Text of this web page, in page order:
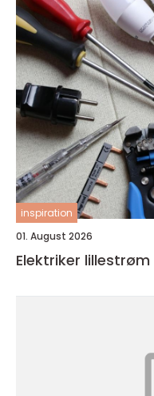
inspiration
01. August 2026